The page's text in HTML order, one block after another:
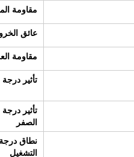
مقاومة
عائق
مقاومة
تأثير
تأثير
الصفر
نطاق
التشغيل